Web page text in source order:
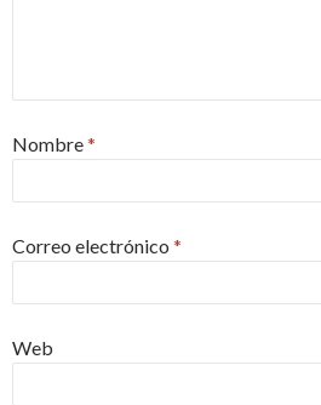
Nombre*
Correo electrónico *
Web